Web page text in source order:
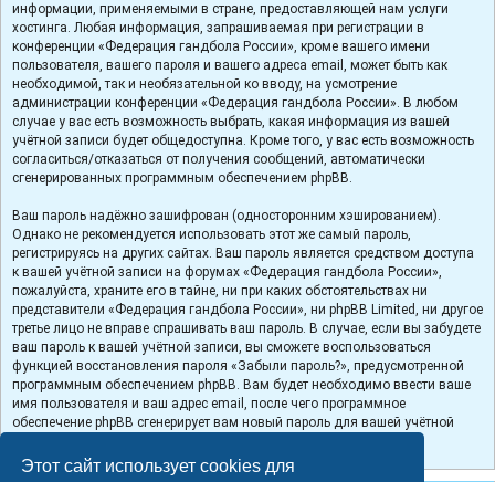
Этот сайт использует cookies для
информации, применяемыми в стране, предоставляющей нам услуги
хостинга. Любая информация, запрашиваемая при регистрации в
конференции «Федерация гандбола России», кроме вашего имени
пользователя, вашего пароля и вашего адреса email, может быть как
необходимой, так и необязательной ко вводу, на усмотрение
администрации конференции «Федерация гандбола России». В любом
случае у вас есть возможность выбрать, какая информация из вашей
учётной записи будет общедоступна. Кроме того, у вас есть возможность
согласиться/отказаться от получения сообщений, автоматически
сгенерированных программным обеспечением phpBB.
Ваш пароль надёжно зашифрован (односторонним хэшированием).
Однако не рекомендуется использовать этот же самый пароль,
регистрируясь на других сайтах. Ваш пароль является средством доступа
к вашей учётной записи на форумах «Федерация гандбола России»,
пожалуйста, храните его в тайне, ни при каких обстоятельствах ни
представители «Федерация гандбола России», ни phpBB Limited, ни другое
третье лицо не вправе спрашивать ваш пароль. В случае, если вы забудете
ваш пароль к вашей учётной записи, вы сможете воспользоваться
функцией восстановления пароля «Забыли пароль?», предусмотренной
программным обеспечением phpBB. Вам будет необходимо ввести ваше
имя пользователя и ваш адрес email, после чего программное
обеспечение phpBB сгенерирует вам новый пароль для вашей учётной